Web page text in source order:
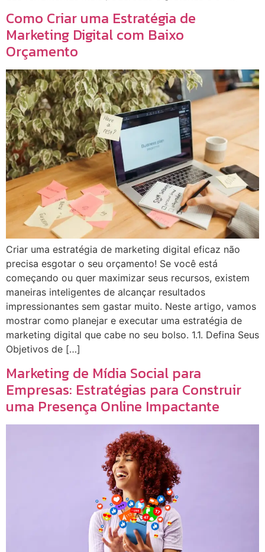
Como Criar uma Estratégia de
Marketing Digital com Baixo
Orçamento
Criar uma estratégia de marketing digital eficaz não
precisa esgotar o seu orçamento! Se você está
começando ou quer maximizar seus recursos, existem
maneiras inteligentes de alcançar resultados
impressionantes sem gastar muito. Neste artigo, vamos
mostrar como planejar e executar uma estratégia de
marketing digital que cabe no seu bolso. 1.1. Defina Seus
Objetivos de […]
Marketing de Mídia Social para
Empresas: Estratégias para Construir
uma Presença Online Impactante